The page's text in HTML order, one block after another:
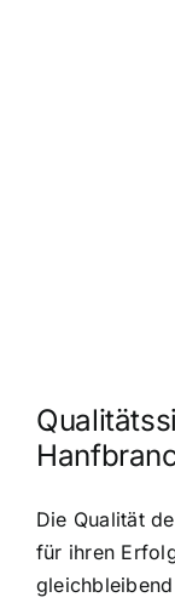
Die Qualität
für ihren